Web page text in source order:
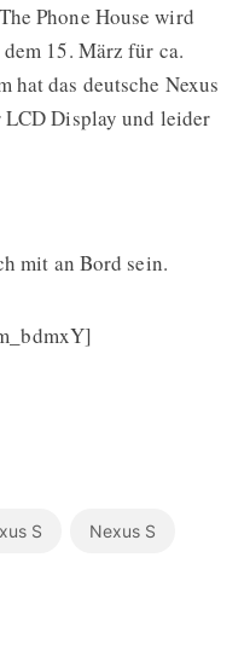
Phone House wird
15. März für ca.
hat das deutsche Nexus
LCD Display und leider
mit an Bord sein.
S Nexus S